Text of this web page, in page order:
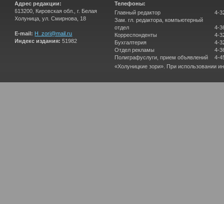
Адрес редакции:
613200, Кировская обл., г. Белая
Холуница, ул. Смирнова, 18
E-mail: H_zori@mail.ru
Индекс издания: 51982
Телефоны:
Главный редактор
Зам. гл. редактора, компьютерный
отдел
Корреспонденты
Бухгалтерия
Отдел рекламы
Полиграфуслуги, прием объявлений
4-
4-
4-
4-
4-
4-
«Холуницкие зори». При использовании